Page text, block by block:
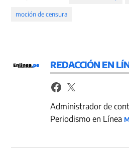
moción de censura
REDACCIÓN EN
Administrador de
Periodismo en Línea